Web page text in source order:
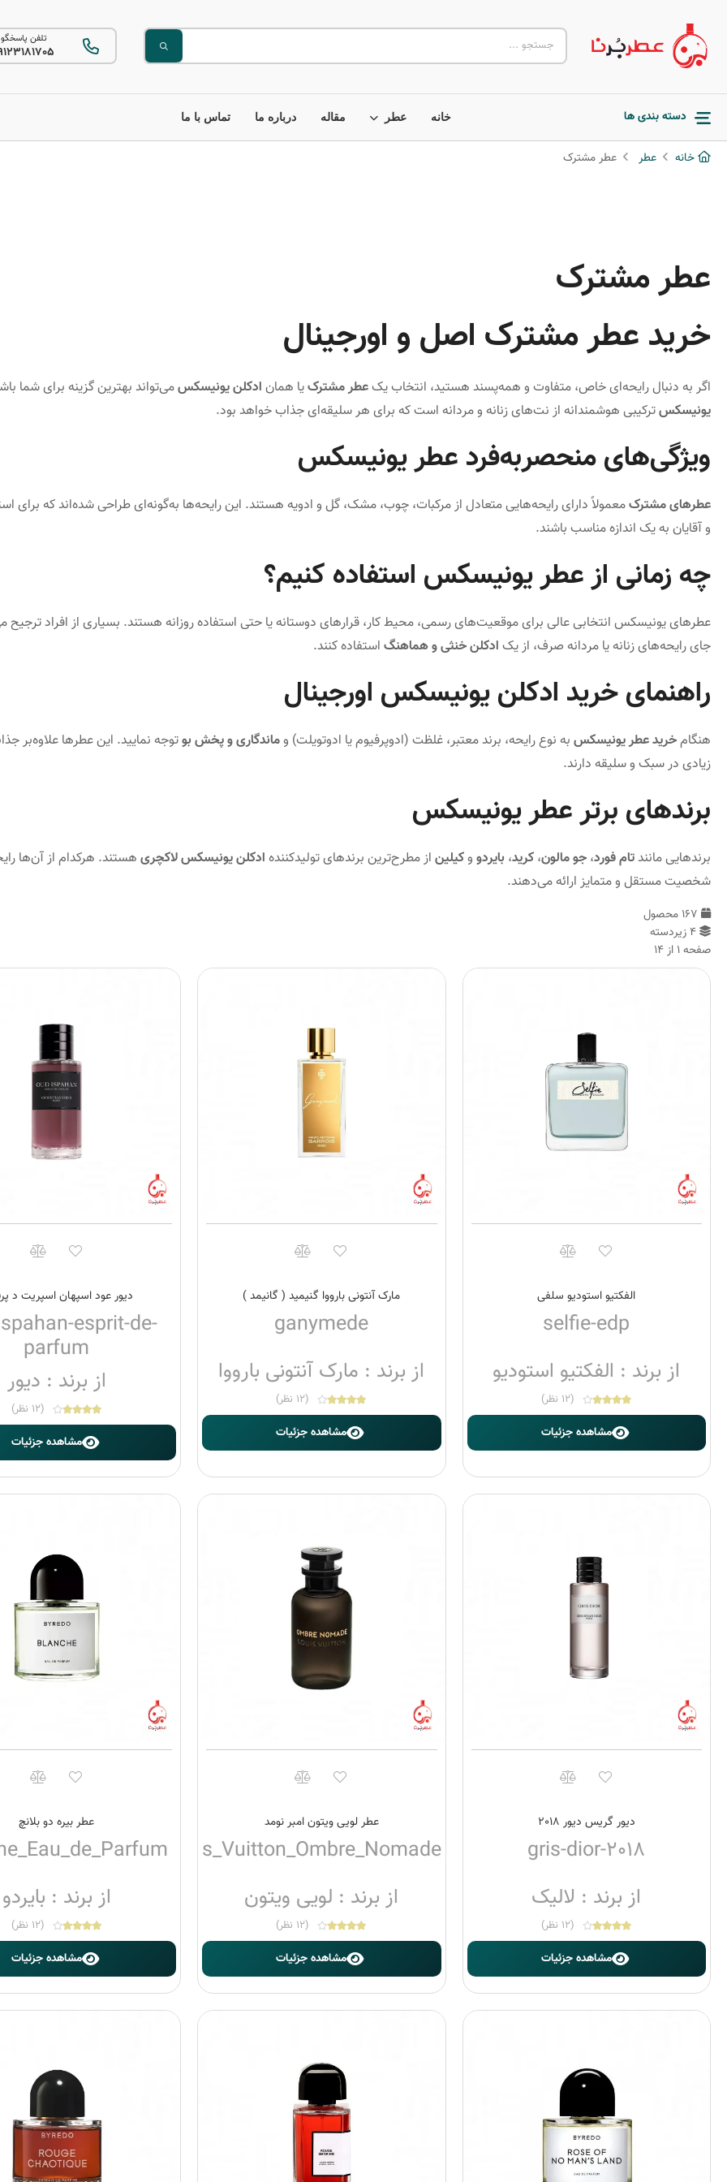
تلفن پاسخگو
دسته بندی ها خانه عطر مقاله درباره ما تماس با ما
خانه عطر عطر مشترک
عطر مشترک
خرید عطر مشترک اصل و اورجینال
اگر به دنبال رایحه‌ای خاص، متفاوت و همه‌پسند هستید، انتخاب یکعطر مشترکیا همان ادکلن یونیسکسمی‌تواند بهترین گزینه برای شما
یونیسکسترکیبی هوشمندانه از نت‌های زنانه و مردانه است که برای هر سلیقه‌ای جذاب خواهد بود.
ویژگی‌های منحصربه‌فرد عطر یونیسکس
عطرهای مشترکمعمولاً دارای رایحه‌هایی متعادل از مرکبات، چوب، مشک، گل و ادویه هستند. این رایحه‌ها به‌گونه‌ای طراحی شده‌اند که برای
و آقایان به یک اندازه مناسب باشند.
چه زمانی از عطر یونیسکس استفاده کنیم؟
عطرهای یونیسکس انتخابی عالی برای موقعیت‌های رسمی، محیط کار، قرارهای دوستانه یا حتی استفاده روزانه هستند. بسیاری از افراد ترجیح
جای رایحه‌های زنانه یا مردانه صرف، از یک ادکلن خنثی و هماهنگ استفاده کنند.
راهنمای خرید ادکلن یونیسکس اورجینال
هنگامخرید عطر یونیسکس به نوع رایحه، برند معتبر، غلظت (ادوپرفیوم یا ادوتویلت) وماندگاری و پخش بوتوجه نمایید. این عطرها علاوه‌بر
زیادی در سبک و سلیقه دارند.
برندهای برتر عطر یونیسکس
برندهایی مانندتام فورد، جو مالون، کرید، بایردو وکیلین از مطرح‌ترین برندهای تولیدکننده ادکلن یونیسکس لاکچریهستند. هرکدام از آن‌ها
شخصیت مستقل و متمایز ارائه می‌دهند.
صفحه 1 از 14
الفکتیو استودیو سلفی
selfie-edp
از برند : الفکتیو استودیو
(12 نظر)
مشاهده جزئیات
مارک آنتونی بارووا گنیمید ( گانیمد )
ganymede
از برند : مارک آنتونی بارووا
(12 نظر)
مشاهده جزئیات
دیور عود اسپهان اسپریت د
esprit-de-
parfum
از برند : دیور
(12 نظر)
مشاهده جزئیات
دیور گریس دیور 2018
gris-dior-2018
از برند : لالیک
(12 نظر)
مشاهده جزئیات
عطر لویی ویتون امبر نومد
Louis_Vuitton_Ombre_Nomade
از برند : لویی ویتون
(12 نظر)
مشاهده جزئیات
عطر بیره دو بلانچ
از برند : بایردو
(12 نظر)
مشاهده جزئیات